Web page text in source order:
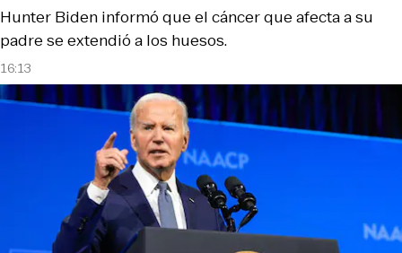
16:13
Hunter Biden informó que el cáncer que afecta a su
padre se extendió a los huesos.